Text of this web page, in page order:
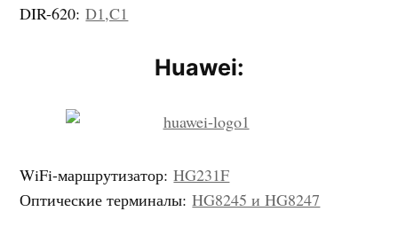
DIR-620:D1,C1
Huawei:
WiFi-маршрутизатор:HG231F
Оптические терминалы:HG8245 и HG8247